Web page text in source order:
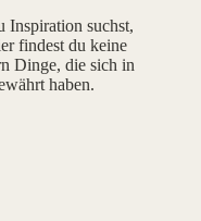
Inspiration suchst,
findest du keine
Dinge, die sich in
haben.